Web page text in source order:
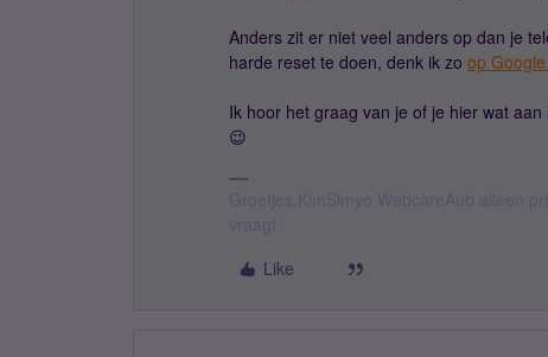
Anders zit er niet veel anders op dan je
harde reset te doen, denk ik zo op
Ik hoor het graag van je of je hier wat
😉
Like